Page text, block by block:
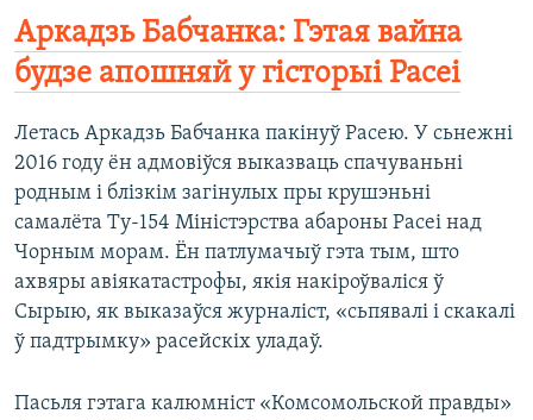
Аркадзь Бабчанка: Гэтая вайна
будзе апошняй у гісторыі Расеі
Летась Аркадзь Бабчанка пакінуў Расею. У сьнежні
2016 году ён адмовіўся выказваць спачуваньні
родным і блізкім загінулых пры крушэньні
самалёта Ту-154 Міністэрства абароны Расеі над
Чорным морам. Ён патлумачыў гэта тым, што
ахвяры авіякатастрофы, якія накіроўваліся ў
Сырыю, як выказаўся журналіст, «сьпявалі і скакалі
ў падтрымку» расейскіх уладаў.
Пасьля гэтага калюмніст «Комсомольской правды»